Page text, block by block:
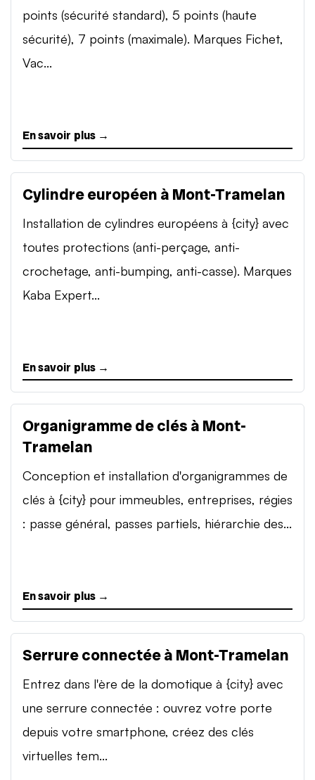
points (sécurité standard), 5 points (haute
sécurité), 7 points (maximale). Marques Fichet,
Vac...
En savoir plus →
Cylindre européen à Mont-Tramelan
Installation de cylindres européens à {city} avec
toutes protections (anti-perçage, anti-
crochetage, anti-bumping, anti-casse). Marques
Kaba Expert...
En savoir plus →
Organigramme de clés à Mont-
Tramelan
Conception et installation d'organigrammes de
clés à {city} pour immeubles, entreprises, régies
: passe général, passes partiels, hiérarchie des...
En savoir plus →
Serrure connectée à Mont-Tramelan
Entrez dans l'ère de la domotique à {city} avec
une serrure connectée : ouvrez votre porte
depuis votre smartphone, créez des clés
virtuelles tem...